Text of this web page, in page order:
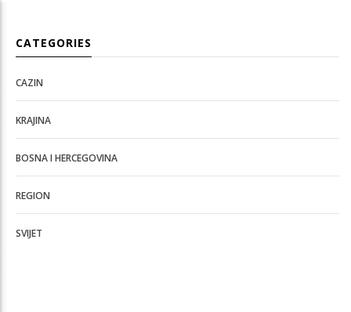
CATEGORIES
CAZIN
KRAJINA
BOSNA I HERCEGOVINA
REGION
SVIJET